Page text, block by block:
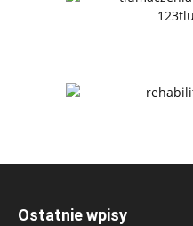
Ostatnie wpisy